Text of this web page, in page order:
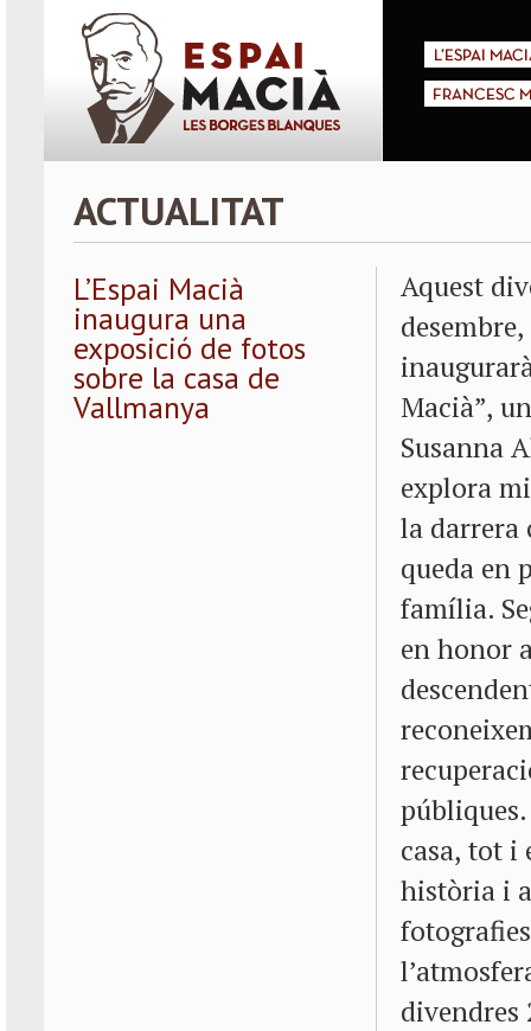
L'ESPAI
FRANCESC
ACTUALITAT
L’Espai Macià
inaugura una
exposició de fotos
sobre la casa de
Vallmanya
Aquest
Macià”,
Susanna
explora
la darrera
queda en
família.
en honor
públiques.
casa, tot i
història i
divendres